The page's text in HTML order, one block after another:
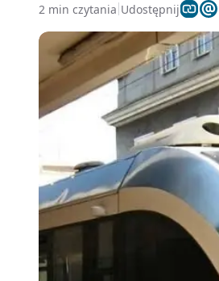
2 min czytania Udostępnij